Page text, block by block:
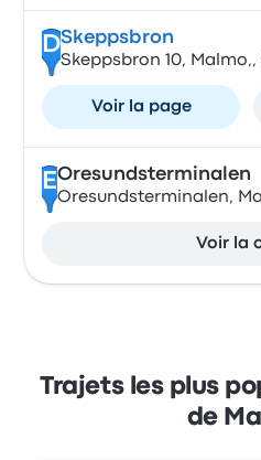
DSkeppsbron
Skeppsbron 10, Malmo,,
Voir la page
EOresundsterminalen
Oresundsterminalen,
Voir la
Trajets les plus
de